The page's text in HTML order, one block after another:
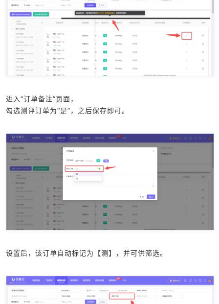
进入“订单备注”页面，
勾选测评订单为“是”，之后保存即可。
设置后，该订单自动标记为【测】，并可供筛选。